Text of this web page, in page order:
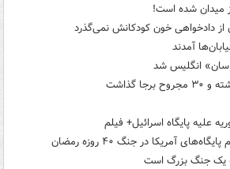
میدان شده است!
از دادخواهی خون کودکانش نمی‌گذرد
آمدند
«سان» انگلیس شد
علیه پایگاه اسرائیل+ فیلم
آمریکا در جنگ ۴۰ روزه رمضان
یک جنگ بزرگ است